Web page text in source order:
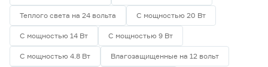
Теплого света на 24 вольта С мощностью 20 Вт
С мощностью 14 Вт С мощностью 9 Вт
С мощностью 4.8 Вт Влагозащищенные на 12 вольт